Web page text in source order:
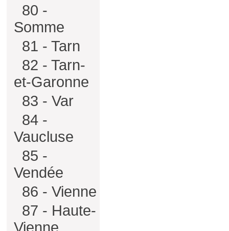
80 -
Somme
81 - Tarn
82 - Tarn-
et-Garonne
83 - Var
84 -
Vaucluse
85 -
Vendée
86 - Vienne
87 - Haute-
Vienne